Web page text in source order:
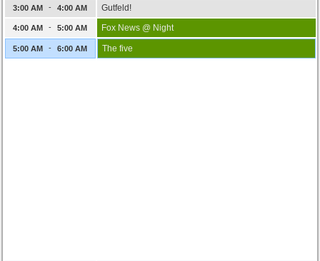
3:00 AM - 4:00 AM Gutfeld!
4:00 AM - 5:00 AM Fox News @ Night
5:00 AM - 6:00 AM The five